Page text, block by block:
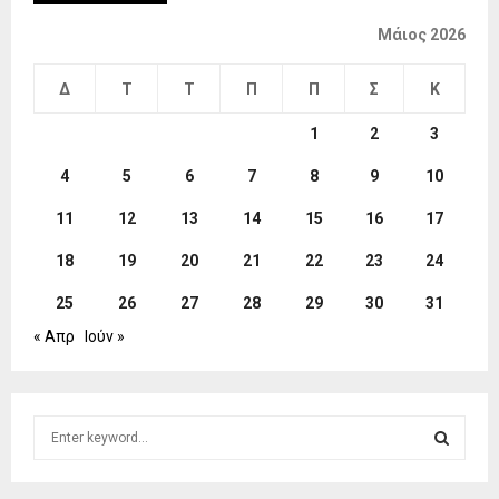
Μάιος 2026
Δ Τ Τ Π Π Σ Κ
1 2 3
4 5 6 7 8 9 10
11 12 13 14 15 16 17
18 19 20 21 22 23 24
25 26 27 28 29 30
31
« Απρ
Ιούν »